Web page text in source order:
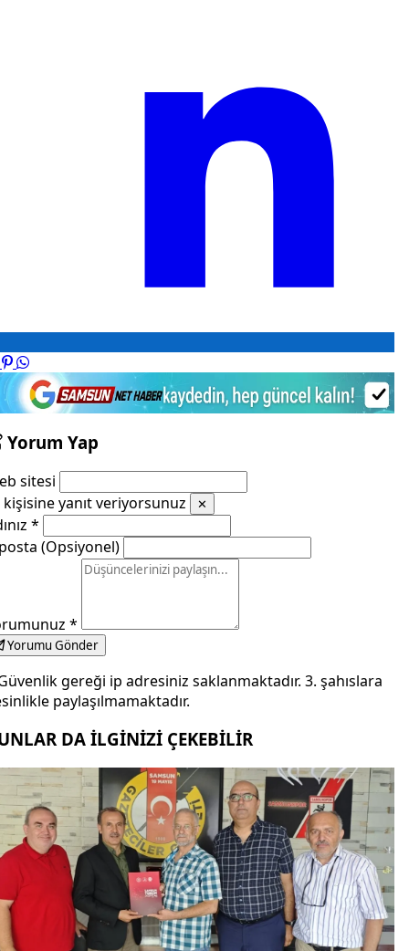
Yorum Yap
sitesi
kişisine yanıt veriyorsunuz
✕
*
(Opsiyonel)
*
Yorumu Gönder
gereği ip adresiniz saklanmaktadır. 3. şahıslara
paylaşılmamaktadır.
DA İLGİNİZİ ÇEKEBİLİR